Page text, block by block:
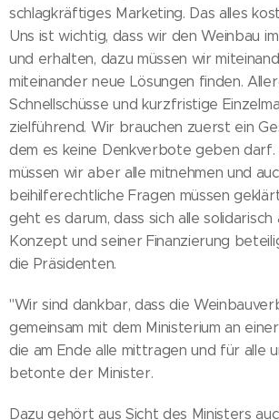
schlagkräftiges Marketing. Das alles
Uns ist wichtig, dass wir den Weinbau
und erhalten, dazu müssen wir
miteinander neue Lösungen finden.
Schnellschüsse und kurzfristige
zielführend. Wir brauchen zuerst ein
dem es keine Denkverbote geben
müssen wir aber alle mitnehmen und
beihilferechtliche Fragen müssen
geht es darum, dass sich alle solidarisch
Konzept und seiner Finanzierung
die Präsidenten.
"Wir sind dankbar, dass die
gemeinsam mit dem Ministerium an
die am Ende alle mittragen und für alle
betonte der Minister.
Dazu gehört aus Sicht des Ministers